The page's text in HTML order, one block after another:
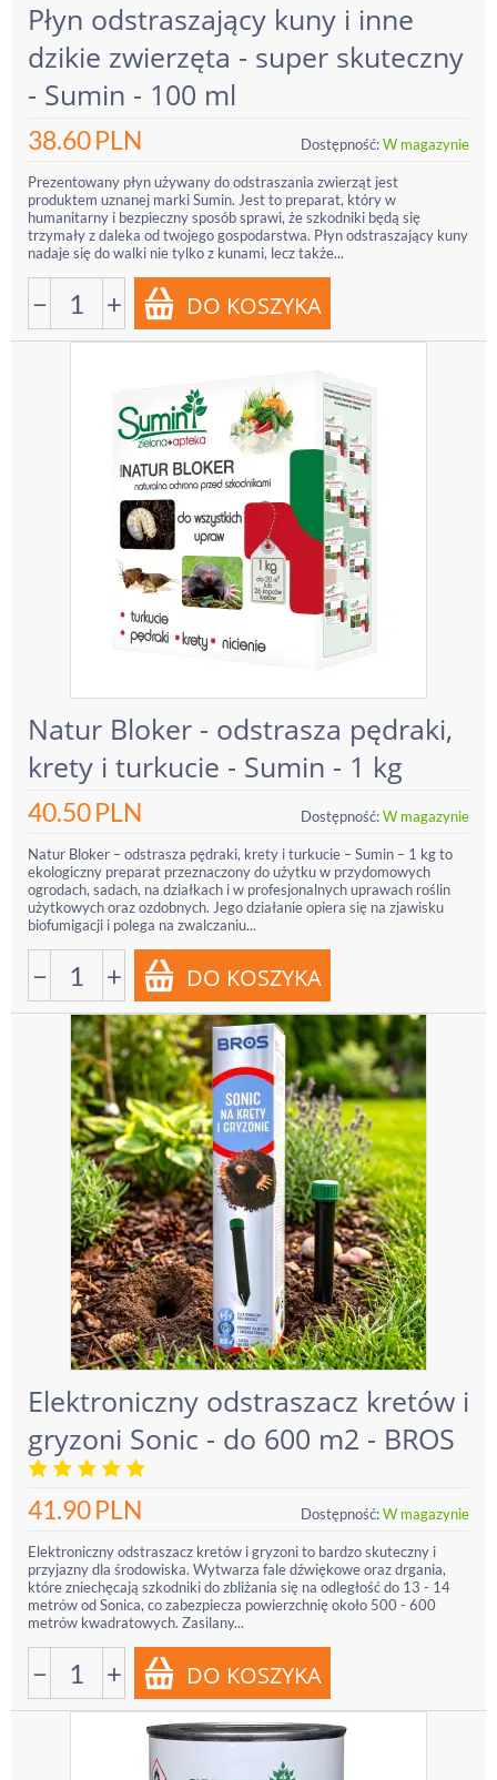
Płyn odstraszający kuny i inne
dzikie zwierzęta - super skuteczny
- Sumin - 100 ml
38.60PLN Dostępność:W magazynie
Prezentowany płyn używany do odstraszania zwierząt jest
produktem uznanej marki Sumin. Jest to preparat, który w
humanitarny i bezpieczny sposób sprawi, że szkodniki będą się
trzymały z daleka od twojego gospodarstwa. Płyn odstraszający kuny
nadaje się do walki nie tylko z kunami, lecz także...
− +
Natur Bloker - odstrasza pędraki,
krety i turkucie - Sumin - 1 kg
40.50PLN Dostępność:W magazynie
Natur Bloker – odstrasza pędraki, krety i turkucie – Sumin – 1 kg to
ekologiczny preparat przeznaczony do użytku w przydomowych
ogrodach, sadach, na działkach i w profesjonalnych uprawach roślin
użytkowych oraz ozdobnych. Jego działanie opiera się na zjawisku
biofumigacji i polega na zwalczaniu...
− +
Elektroniczny odstraszacz kretów i
gryzoni Sonic - do 600 m2 - BROS
41.90PLN Dostępność:W magazynie
Elektroniczny odstraszacz kretów i gryzoni to bardzo skuteczny i
przyjazny dla środowiska. Wytwarza fale dźwiękowe oraz drgania,
które zniechęcają szkodniki do zbliżania się na odległość do 13 - 14
metrów od Sonica, co zabezpiecza powierzchnię około 500 - 600
metrów kwadratowych. Zasilany...
− +